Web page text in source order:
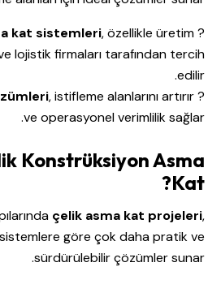
?
kat sistemleri, özellikle üretim
lojistik firmaları tarafından tercih
edilir.
?
, istifleme alanlarını artırır
ve operasyonel verimlilik sağlar.
Konstrüksiyon Asma
Kat?
çelik asma kat projeleri,
göre çok daha pratik ve
sürdürülebilir çözümler sunar.